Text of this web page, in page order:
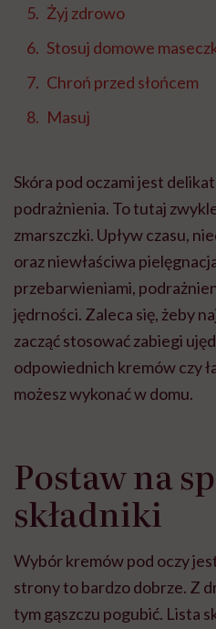
Żyj zdrowo
Stosuj domowe
Chroń przed słońcem
Masuj
Skóra pod oczami jest
podrażnienia. To tutaj
zmarszczki. Upływ czasu,
oraz niewłaściwa
przebarwieniami,
jędrności. Zaleca się, żeby
zacząć stosować zabiegi
odpowiednich kremów czy
możesz wykonać w domu.
Postaw na
składniki
Wybór kremów pod oczy
strony to bardzo dobrze. Z
tym gąszczu pogubić. Lista